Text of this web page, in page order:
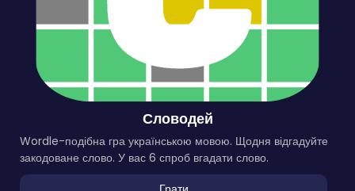
Словодей
Wordle-подібна гра українською мовою. Щодня відгадуйте
закодоване слово. У вас 6 спроб вгадати слово.